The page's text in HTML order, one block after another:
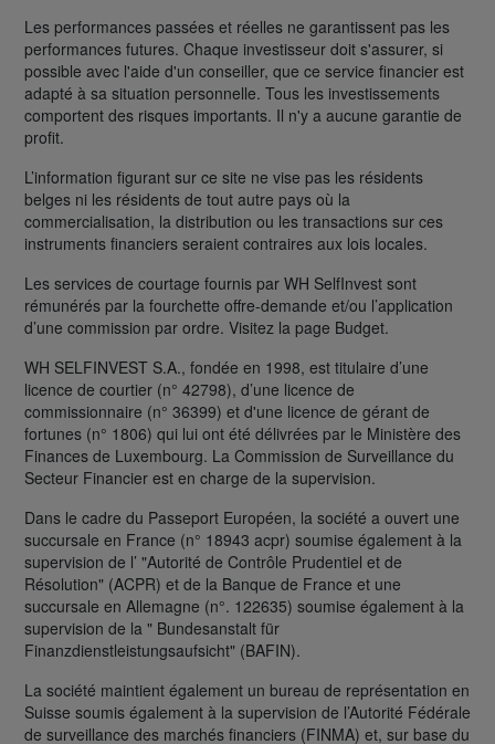
Les performances passées et réelles ne garantissent pas les
performances futures. Chaque investisseur doit s'assurer, si
possible avec l'aide d'un conseiller, que ce service financier est
adapté à sa situation personnelle. Tous les investissements
comportent des risques importants. Il n'y a aucune garantie de
profit.
L’information figurant sur ce site ne vise pas les résidents
belges ni les résidents de tout autre pays où la
commercialisation, la distribution ou les transactions sur ces
instruments financiers seraient contraires aux lois locales.
Les services de courtage fournis par WH SelfInvest sont
rémunérés par la fourchette offre-demande et/ou l’application
d’une commission par ordre. Visitez la page Budget.
WH SELFINVEST S.A., fondée en 1998, est titulaire d’une
licence de courtier (n° 42798), d’une licence de
commissionnaire (n° 36399) et d'une licence de gérant de
fortunes (n° 1806) qui lui ont été délivrées par le Ministère des
Finances de Luxembourg. La Commission de Surveillance du
Secteur Financier est en charge de la supervision.
Dans le cadre du Passeport Européen, la société a ouvert une
succursale en France (n° 18943 acpr) soumise également à la
supervision de l’ "Autorité de Contrôle Prudentiel et de
Résolution" (ACPR) et de la Banque de France et une
succursale en Allemagne (n°. 122635) soumise également à la
supervision de la " Bundesanstalt für
Finanzdienstleistungsaufsicht" (BAFIN).
La société maintient également un bureau de représentation en
Suisse soumis également à la supervision de l’Autorité Fédérale
de surveillance des marchés financiers (FINMA) et, sur base du